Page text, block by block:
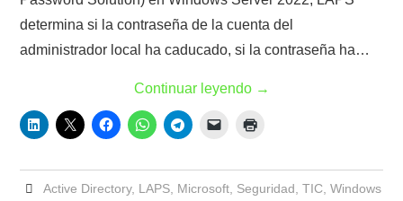
determina si la contraseña de la cuenta del
administrador local ha caducado, si la contraseña ha…
Continuar leyendo →
Active Directory, LAPS, Microsoft, Seguridad TIC, Windows